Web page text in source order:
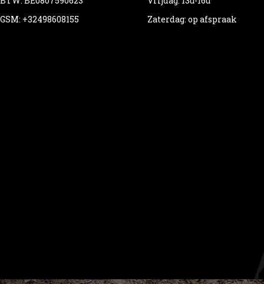
GSM: +32498608155
Zaterdag: op afspraak